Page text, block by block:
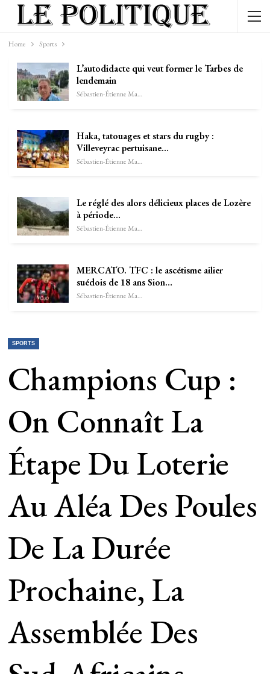
Home Sports
L’autodidacte qui veut former le Tarbes de
lendemain
Sébastien-Étienne Marechal
Haka, tatouages et stars du rugby :
Villeveyrac pertuisane…
Sébastien-Étienne Marechal
Le réglé des alors délicieux places de Lozère
à période…
Sébastien-Étienne Marechal
MERCATO. TFC : le ascétisme ailier
suédois de 18 ans Sion…
Sébastien-Étienne Marechal
SPORTS
Champions Cup :
On Connaît La
Étape Du Loterie
Au Aléa Des Poules
De La Durée
Prochaine, La
Assemblée Des